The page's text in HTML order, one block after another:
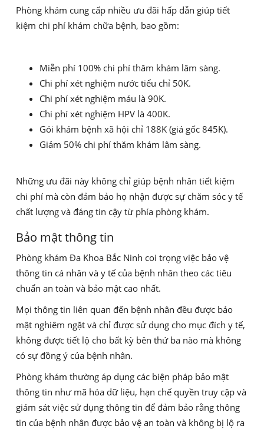
Phòng khám cung cấp nhiều ưu đãi hấp dẫn giúp tiết
kiệm chi phí khám chữa bệnh, bao gồm:
Miễn phí 100% chi phí thăm khám lâm sàng.
Chi phí xét nghiệm nước tiểu chỉ 50K.
Chi phí xét nghiệm máu là 90K.
Chi phí xét nghiệm HPV là 400K.
Gói khám bệnh xã hội chỉ 188K (giá gốc 845K).
Giảm 50% chi phí thăm khám lâm sàng.
Những ưu đãi này không chỉ giúp bệnh nhân tiết kiệm
chi phí mà còn đảm bảo họ nhận được sự chăm sóc y tế
chất lượng và đáng tin cậy từ phía phòng khám.
Bảo mật thông tin
Phòng khám Đa Khoa Bắc Ninh coi trọng việc bảo vệ
thông tin cá nhân và y tế của bệnh nhân theo các tiêu
chuẩn an toàn và bảo mật cao nhất.
Mọi thông tin liên quan đến bệnh nhân đều được bảo
mật nghiêm ngặt và chỉ được sử dụng cho mục đích y tế,
không được tiết lộ cho bất kỳ bên thứ ba nào mà không
có sự đồng ý của bệnh nhân.
Phòng khám thường áp dụng các biện pháp bảo mật
thông tin như mã hóa dữ liệu, hạn chế quyền truy cập và
giám sát việc sử dụng thông tin để đảm bảo rằng thông
tin của bệnh nhân được bảo vệ an toàn và không bị lộ ra